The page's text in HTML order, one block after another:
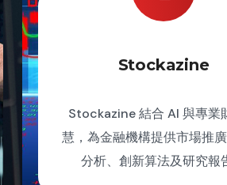
Stockazine
Stockazine 結合 AI 與專業
慧，為金融機構提供市場推
分析、創新算法及研究報